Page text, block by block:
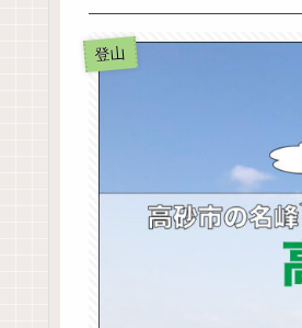
登山